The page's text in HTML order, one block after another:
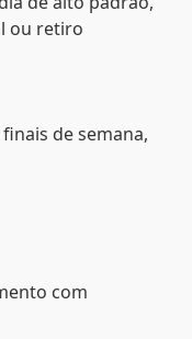
ou retiro
de semana,
com